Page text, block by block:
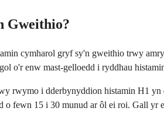
Gweithio?
cymharol gryf sy'n gweithio trwy
o'r enw mast-gelloedd i ryddhau
rwymo i dderbynyddion histamin H1
o fewn 15 i 30 munud ar ôl ei roi. Gall